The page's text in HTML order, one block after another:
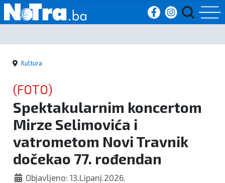
Početna
Vijesti
Sport
Kultura
Crna
kronika
Kultura
(FOTO)
Spektakularnim koncertom
Mirze Selimovića i
vatrometom Novi Travnik
dočekao 77. rođendan
Objavljeno: 13.Lipanj.2026.